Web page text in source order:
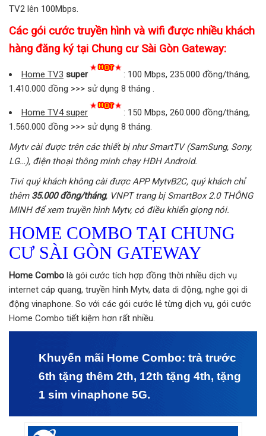
TV2 lên 100Mbps.
Các gói cước truyền hình và wifi được nhiều khách
hàng đăng ký tại Chung cư Sài Gòn Gateway:
Home TV3 super
: 100 Mbps, 235.000 đồng/tháng,
1.410.000 đồng >>> sử dụng 8 tháng .
Home TV4 super
: 150 Mbps, 260.000 đồng/tháng,
1.560.000 đồng >>> sử dụng 8 tháng.
Mytv cài được trên các thiết bị như SmartTV (SamSung, Sony,
LG…), điện thoại thông minh chạy HĐH Android.
Tivi quý khách không cài được APP MytvB2C, quý khách chỉ
thêm 35.000 đồng/tháng, VNPT trang bị SmartBox 2.0 THÔNG
MINH để xem truyền hình Mytv, có điều khiển giọng nói.
HOME COMBO TẠI CHUNG
CƯ SÀI GÒN GATEWAY
Home Combo là gói cước tích hợp đồng thời nhiều dịch vụ
internet cáp quang, truyền hình Mytv, data di động, nghe gọi di
động vinaphone. So với các gói cước lẻ từng dịch vụ, gói cước
Home Combo tiết kiệm hơn rất nhiều.
Khuyến mãi Home Combo: trả trước
6th tặng thêm 2th, 12th tặng 4th, tặng
1 sim vinaphone 5G.